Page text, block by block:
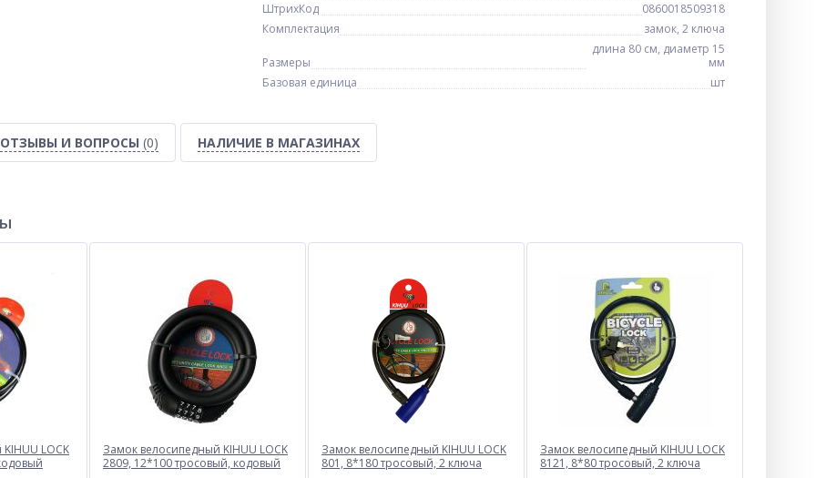
ШтрихКод
0860018509318
Комплектация
замок, 2 ключа
Размеры
длина 80 см, диаметр 15
мм
Базовая единица
шт
ОТЗЫВЫ И ВОПРОСЫ (0) НАЛИЧИЕ В МАГАЗИНАХ
LOCK
Замок велосипедный KIHUU LOCK
2809, 12*100 тросовый, кодовый
Замок велосипедный KIHUU LOCK
801, 8*180 тросовый, 2 ключа
Замок велосипедный KIHUU LOCK
8121, 8*80 тросовый, 2 ключа